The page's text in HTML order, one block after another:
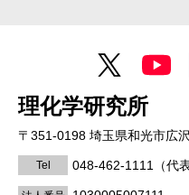
理化学研究所
〒351-0198 埼玉県和光市広
Tel 048-462-1111 （代